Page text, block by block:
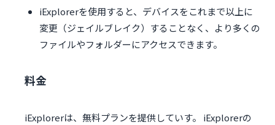
iExplorerを使用すると、デバイスをこれまで以上に
変更（ジェイルブレイク）することなく、より多くの
ファイルやフォルダーにアクセスできます。
料金
iExplorerは、無料プランを提供していす。 iExplorerの